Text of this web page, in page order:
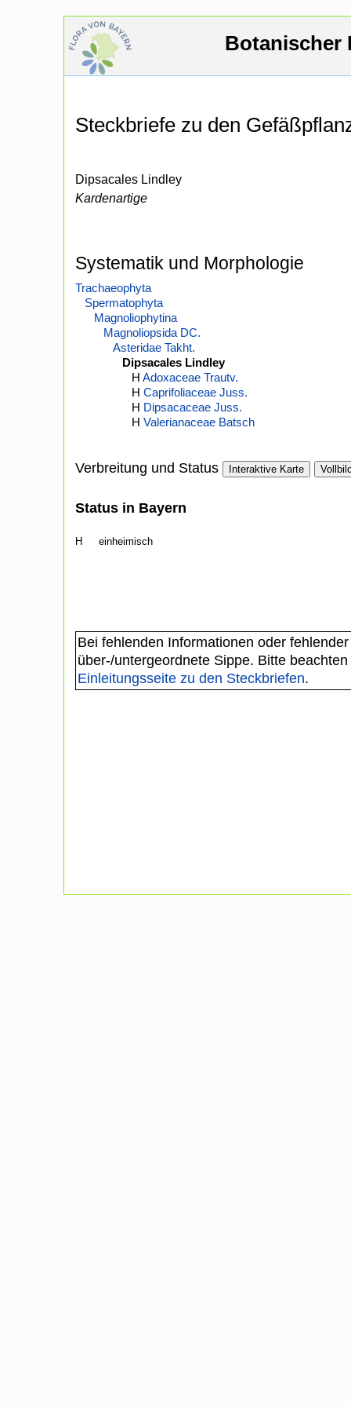
Botanischer
Steckbriefe zu den
Dipsacales Lindley
Kardenartige
Systematik und Morphologie
Trachaeophyta
Spermatophyta
Magnoliophytina
Magnoliopsida DC.
Asteridae Takht.
Dipsacales Lindley
H Adoxaceae Trautv.
H Caprifoliaceae Juss.
H Dipsacaceae Juss.
H Valerianaceae Batsch
Verbreitung und Status Interaktive Karte
Status in Bayern
H einheimisch
Bei fehlenden Informationen oder
über-/untergeordnete Sippe. Bitte
Einleitungsseite zu den Steckbriefen.